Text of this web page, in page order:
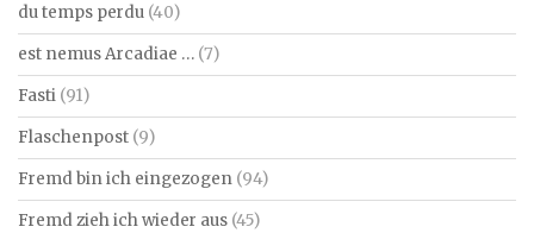
du temps perdu (40)
est nemus Arcadiae … (7)
Fasti (91)
Flaschenpost (9)
Fremd bin ich eingezogen (94)
Fremd zieh ich wieder aus (45)